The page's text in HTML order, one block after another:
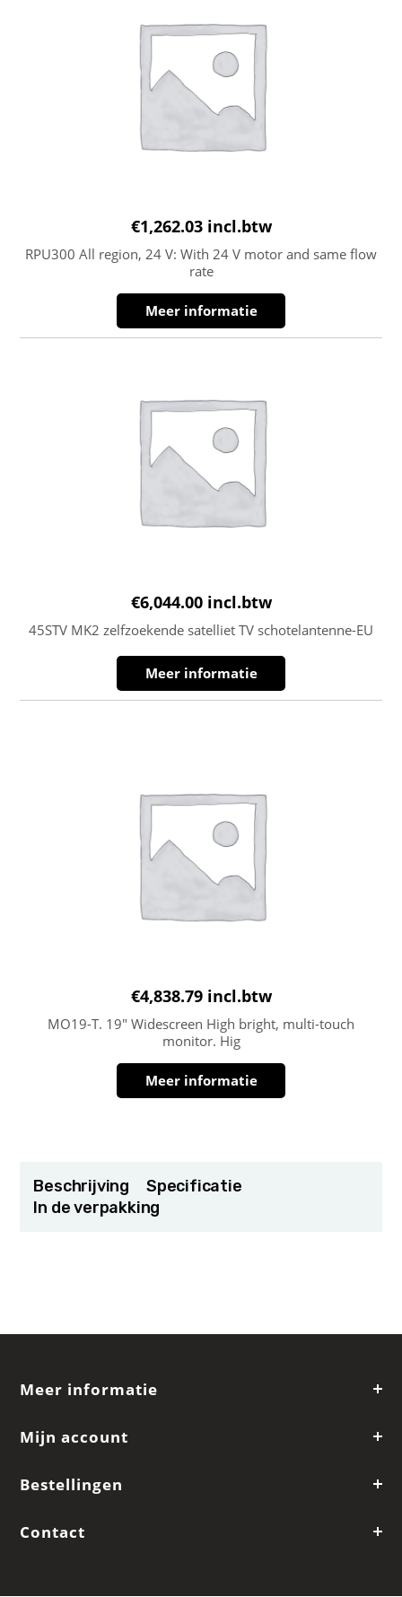
€1,262.03 incl.btw
RPU300 All region, 24 V: With 24 V motor and same flow
rate
Meer informatie
€6,044.00 incl.btw
45STV MK2 zelfzoekende satelliet TV schotelantenne-EU
Meer informatie
€4,838.79 incl.btw
MO19-T. 19″ Widescreen High bright, multi-touch
monitor. Hig
Meer informatie
Beschrijving
Specificatie
In de verpakking
Meer informatie
Mijn account
Bestellingen
Contact